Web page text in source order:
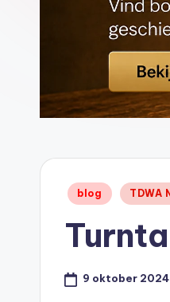
e
Geplaatst
blog TDWA
9 oktober 2024